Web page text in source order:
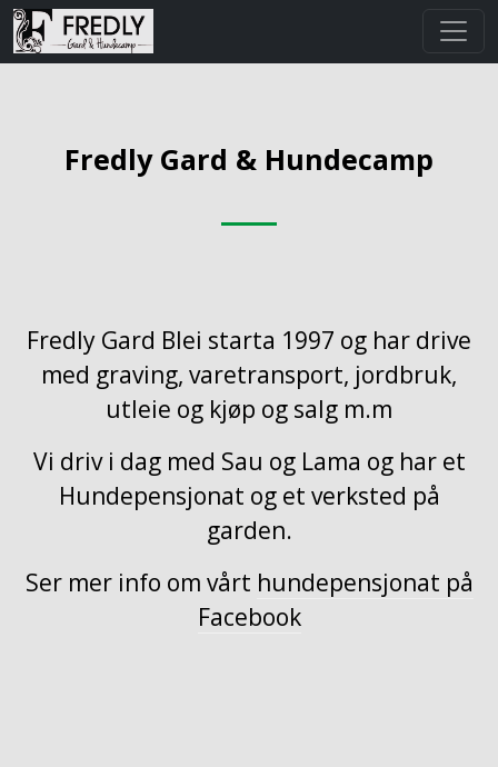
Fredly Gard & Hundecamp
Fredly Gard Blei starta 1997 og har drive
med graving, varetransport, jordbruk,
utleie og kjøp og salg m.m
Vi driv i dag med Sau og Lama og har et
Hundepensjonat og et verksted på
garden.
Ser mer info om vårt hundepensjonat på
Facebook